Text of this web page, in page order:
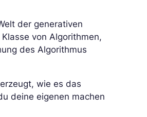
der generativen
von Algorithmen,
des Algorithmus
wie es das
deine eigenen machen